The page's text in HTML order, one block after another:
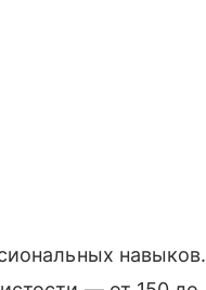
навыков.